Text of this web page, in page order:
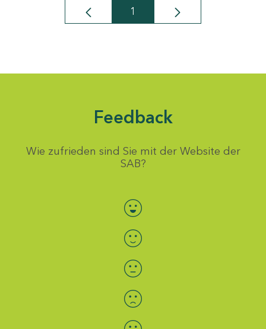
Seite
1
Feedback
Wie zufrieden sind Sie mit der Website der
SAB?
Bewertung auswählen